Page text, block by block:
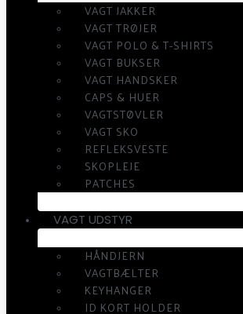
VAGT JAKKER
VAGT TRØJER
VAGT POLO & T-SHIRTS
VAGT BUKSER
VAGT HANDSKER
CAPS & HUER
VAGTSTØVLER
VAGT SKO
REFLEKSVESTE
SKOPLEJE
PATCHES
VAGT UDSTYR
HÅNDJERN
VAGTBÆLTER
KEYHANGER
ID KORT HOLDER